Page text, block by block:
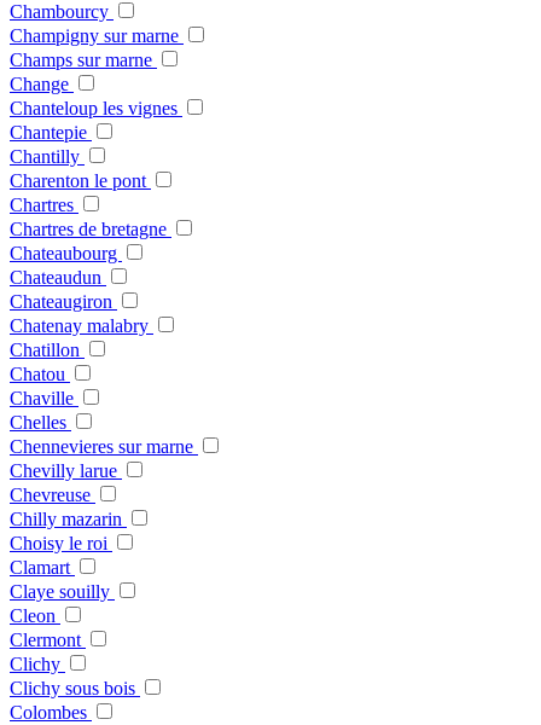
Chambourcy
Champigny sur marne
Champs sur marne
Change
Chanteloup les vignes
Chantepie
Chantilly
Charenton le pont
Chartres
Chartres de bretagne
Chateaubourg
Chateaudun
Chateaugiron
Chatenay malabry
Chatillon
Chatou
Chaville
Chelles
Chennevieres sur marne
Chevilly larue
Chevreuse
Chilly mazarin
Choisy le roi
Clamart
Claye souilly
Cleon
Clermont
Clichy
Clichy sous bois
Colombes